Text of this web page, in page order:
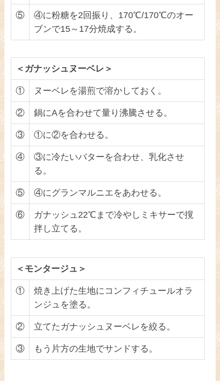
⑤
④に粉糖を2回振り、170℃/170℃のオー
ブンで15～17分焼成する。
＜ガナッシュヌーベレ＞
① ヌーベレを湯煎で溶かしておく。
② 鍋にAを合わせて量り沸騰させる。
③ ①に②を合わせる。
④
③に冷たいバターを合わせ、乳化させ
る。
⑤ ④にグランマルニエをあわせる。
⑥
ガナッシュ22℃まで冷やしミキサーで撹
拌し立てる。
＜モンタージュ＞
①
焼き上げた生地にコンフィチュールオラ
ンジュを塗る。
② 立てたガナッシュヌーベレを絞る。
③ もう片方の生地でサンドする。